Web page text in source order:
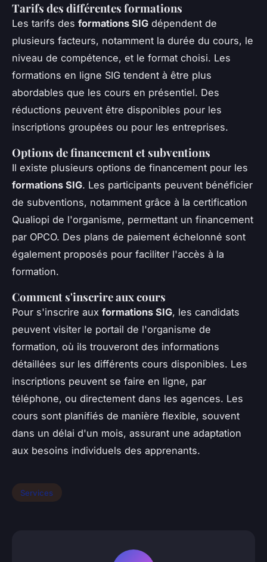
Tarifs des différentes formations
Les tarifs des formations SIG dépendent de
plusieurs facteurs, notamment la durée du cours, le
niveau de compétence, et le format choisi. Les
formations en ligne SIG tendent à être plus
abordables que les cours en présentiel. Des
réductions peuvent être disponibles pour les
inscriptions groupées ou pour les entreprises.
Options de financement et subventions
Il existe plusieurs options de financement pour les
formations SIG. Les participants peuvent bénéficier
de subventions, notamment grâce à la certification
Qualiopi de l'organisme, permettant un financement
par OPCO. Des plans de paiement échelonné sont
également proposés pour faciliter l'accès à la
formation.
Comment s'inscrire aux cours
Pour s'inscrire aux formations SIG, les candidats
peuvent visiter le portail de l'organisme de
formation, où ils trouveront des informations
détaillées sur les différents cours disponibles. Les
inscriptions peuvent se faire en ligne, par
téléphone, ou directement dans les agences. Les
cours sont planifiés de manière flexible, souvent
dans un délai d'un mois, assurant une adaptation
aux besoins individuels des apprenants.
Services